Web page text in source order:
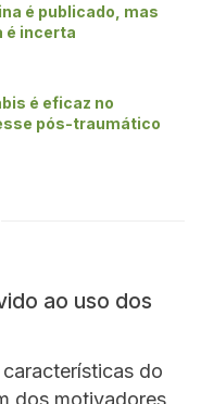
é publicado, mas
é incerta
é eficaz no
pós-traumático
ao uso dos
do
dos motivadores